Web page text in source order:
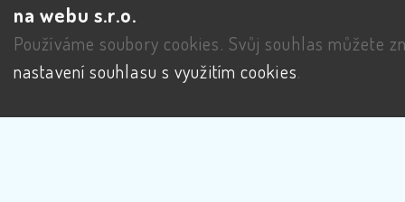
na webu s.r.o.
Používáme soubory cookies. Svůj souhlas můžete
nastavení souhlasu s využitím cookies.